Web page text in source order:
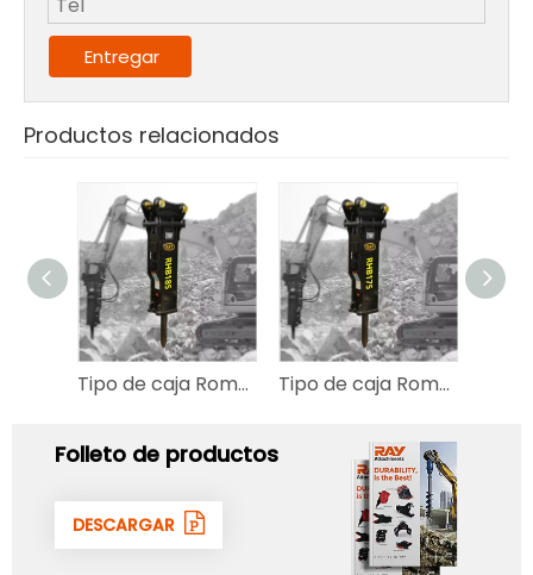
Entregar
Productos relacionados
Tipo de caja Rompedor hidráulico RHB185 para 45 ~ 85 T Excavador Tipo de caja Rompedor hidráulico RHB175 para 43 ~ 50 T Excavador
Folleto de productos
DESCARGAR